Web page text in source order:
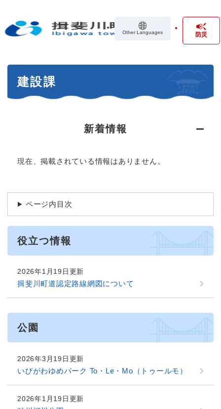
の
Other Languages 防災
建設課
新着情報
現在、掲載されている情報はありません。
ページ内目次
役立つ情報
2026年1月19日更新
揖斐川町道認定路線網図について
公園
2026年3月19日更新
いびがわゆめパーク To・Le・Mo（トゥールモ）
2026年1月19日更新